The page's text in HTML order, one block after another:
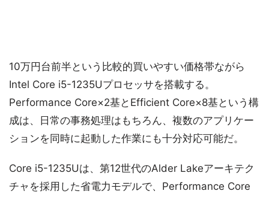
10万円台前半という比較的買いやすい価格帯ながら
Intel Core i5-1235Uプロセッサを搭載する。
Performance Core×2基とEfficient Core×8基という構
成は、日常の事務処理はもちろん、複数のアプリケー
ションを同時に起動した作業にも十分対応可能だ。
Core i5-1235Uは、第12世代のAlder Lakeアーキテク
チャを採用した省電力モデルで、Performance Core